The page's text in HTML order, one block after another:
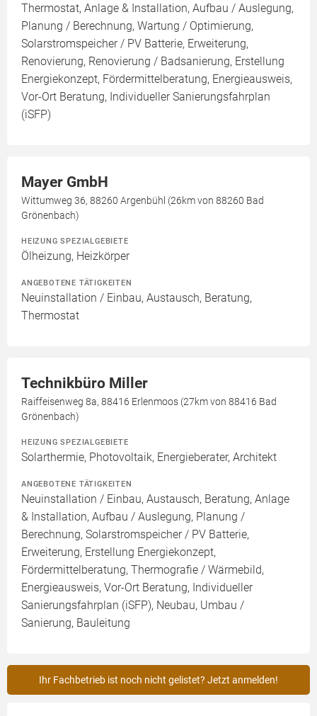
Thermostat, Anlage & Installation, Aufbau / Auslegung,
Planung / Berechnung, Wartung / Optimierung,
Solarstromspeicher / PV Batterie, Erweiterung,
Renovierung, Renovierung / Badsanierung, Erstellung
Energiekonzept, Fördermittelberatung, Energieausweis,
Vor-Ort Beratung, Individueller Sanierungsfahrplan
(iSFP)
Mayer GmbH
Wittumweg 36, 88260 Argenbühl (26km von 88260 Bad
Grönenbach)
HEIZUNG SPEZIALGEBIETE
Ölheizung, Heizkörper
ANGEBOTENE TÄTIGKEITEN
Neuinstallation / Einbau, Austausch, Beratung,
Thermostat
Technikbüro Miller
Raiffeisenweg 8a, 88416 Erlenmoos (27km von 88416 Bad
Grönenbach)
HEIZUNG SPEZIALGEBIETE
Solarthermie, Photovoltaik, Energieberater, Architekt
ANGEBOTENE TÄTIGKEITEN
Neuinstallation / Einbau, Austausch, Beratung, Anlage
& Installation, Aufbau / Auslegung, Planung /
Berechnung, Solarstromspeicher / PV Batterie,
Erweiterung, Erstellung Energiekonzept,
Fördermittelberatung, Thermografie / Wärmebild,
Energieausweis, Vor-Ort Beratung, Individueller
Sanierungsfahrplan (iSFP), Neubau, Umbau /
Sanierung, Bauleitung
Ihr Fachbetrieb ist noch nicht gelistet? Jetzt anmelden!